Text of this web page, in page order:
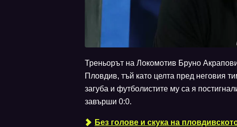
Треньорът на Локомотив Бруно
Пловдив, тъй като целта пред неговия
загуба и футболистите му са я
завърши 0:0.
Без голове и скука на